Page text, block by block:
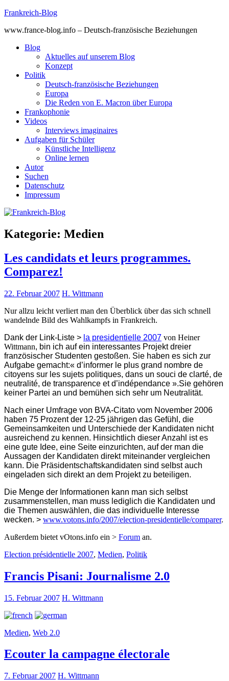
Skip
content
Frankreich-Blog
www.france-blog.info – Deutsch-französische Beziehungen
Blog
Aktuelles auf unserem Blog
Konzept
Politik
Deutsch-französische Beziehungen
Europa
Die Reden von E. Macron über Europa
Frankophonie
Videos
Interviews imaginaires
Aufgaben für Schüler
Künstliche Intelligenz
Online lernen
Autor
Suchen
Datenschutz
Impressum
Kategorie: Medien
Les candidats et leurs programmes.
Comparez!
22. Februar 2007 H. Wittmann
Nur allzu leicht verliert man den Überblick über das sich schnell
wandelnde Bild des Wahlkampfs in Frankreich.
Dank der Link-Liste > la presidentielle 2007 von Heiner
Wittmann, bin ich auf ein interessantes Projekt dreier
französischer Studenten gestoßen. Sie haben es sich zur
Aufgabe gemacht:« d’informer le plus grand nombre de
citoyens sur les sujets politiques, dans un souci de clarté, de
neutralité, de transparence et d’indépendance ».Sie gehören
keiner Partei an und bemühen sich sehr um Neutralität.
Nach einer Umfrage von BVA-Citato vom November 2006
haben 75 Prozent der 12-25 jährigen das Gefühl, die
Gemeinsamkeiten und Unterschiede der Kandidaten nicht
ausreichend zu kennen. Hinsichtlich dieser Anzahl ist es
eine gute Idee, eine Seite einzurichten, auf der man die
Aussagen der Kandidaten direkt miteinander vergleichen
kann. Die Präsidentschaftskandidaten sind selbst auch
eingeladen sich direkt an dem Projekt zu beteiligen.
Die Menge der Informationen kann man sich selbst
zusammenstellen, man muss lediglich die Kandidaten und
die Themen auswählen, die das individuelle Interesse
wecken. > www.votons.info/2007/election-presidentielle/comparer.
Außerdem bietet vOtons.info ein > Forum an.
Election présidentielle 2007, Medien, Politik
Francis Pisani: Journalisme 2.0
15. Februar 2007 H. Wittmann
Medien, Web 2.0
Ecouter la campagne électorale
7. Februar 2007 H. Wittmann